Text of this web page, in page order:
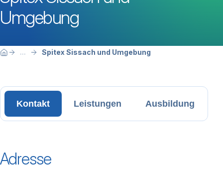
Umgebung
Breadcrumbnavigation
Sie befinden sich hier:
Home ... Spitex Sissach und Umgebung
Kontakt Leistungen Ausbildung
Adresse